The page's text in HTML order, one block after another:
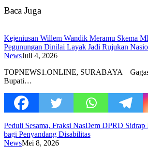
Baca Juga
Kejeniusan Willem Wandik Meramu Skema
Pegunungan Dinilai Layak Jadi Rujukan
NewsJuli 4, 2026
TOPNEWS1.ONLINE, SURABAYA –
Bupati…
Peduli Sesama, Fraksi NasDem DPRD
bagi Penyandang Disabilitas
NewsMei 8, 2026